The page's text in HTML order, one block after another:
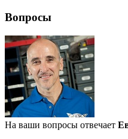
Вопросы
На ваши вопросы отвечает